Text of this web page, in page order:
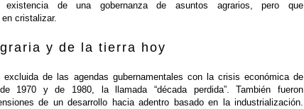
existencia de una gobernanza de asuntos agrarios, pero que
en cristalizar.
y de la tierra hoy
excluida de las agendas gubernamentales con la crisis económica de
1970 y de 1980, la llamada “década perdida”. También fueron
de un desarrollo hacia adentro basado en la industrialización.